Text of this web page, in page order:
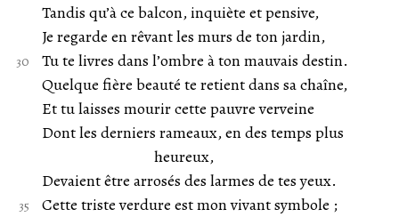
Tandis qu’à ce balcon, inquiète et pensive,
Je regarde en rêvant les murs de ton jardin,
Tu te livres dans l’ombre à ton mauvais destin.
Quelque fière beauté te retient dans sa chaîne,
Et tu laisses mourir cette pauvre verveine
Dont les derniers rameaux, en des temps plus
heureux,
Devaient être arrosés des larmes de tes yeux.
Cette triste verdure est mon vivant symbole ;